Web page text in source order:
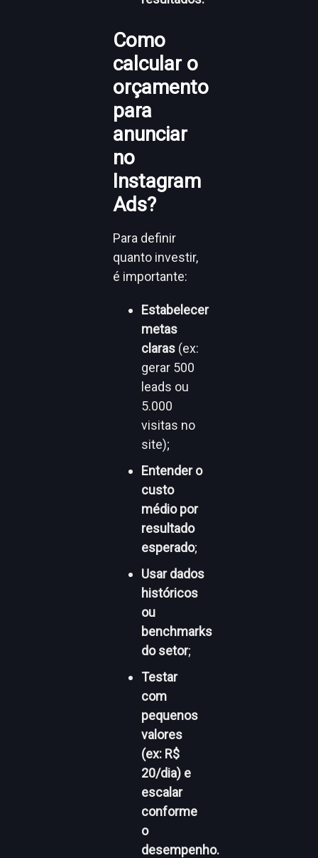
Como
calcular o
orçamento
para
anunciar
no
Instagram
Ads?
Para definir
quanto investir,
é importante:
Estabelecer
metas
claras (ex:
gerar 500
leads ou
5.000
visitas no
site);
Entender o
custo
médio por
resultado
esperado;
Usar dados
históricos
ou
benchmarks
do setor;
Testar
com
pequenos
valores
(ex: R$
20/dia) e
escalar
conforme
o
desempenho.